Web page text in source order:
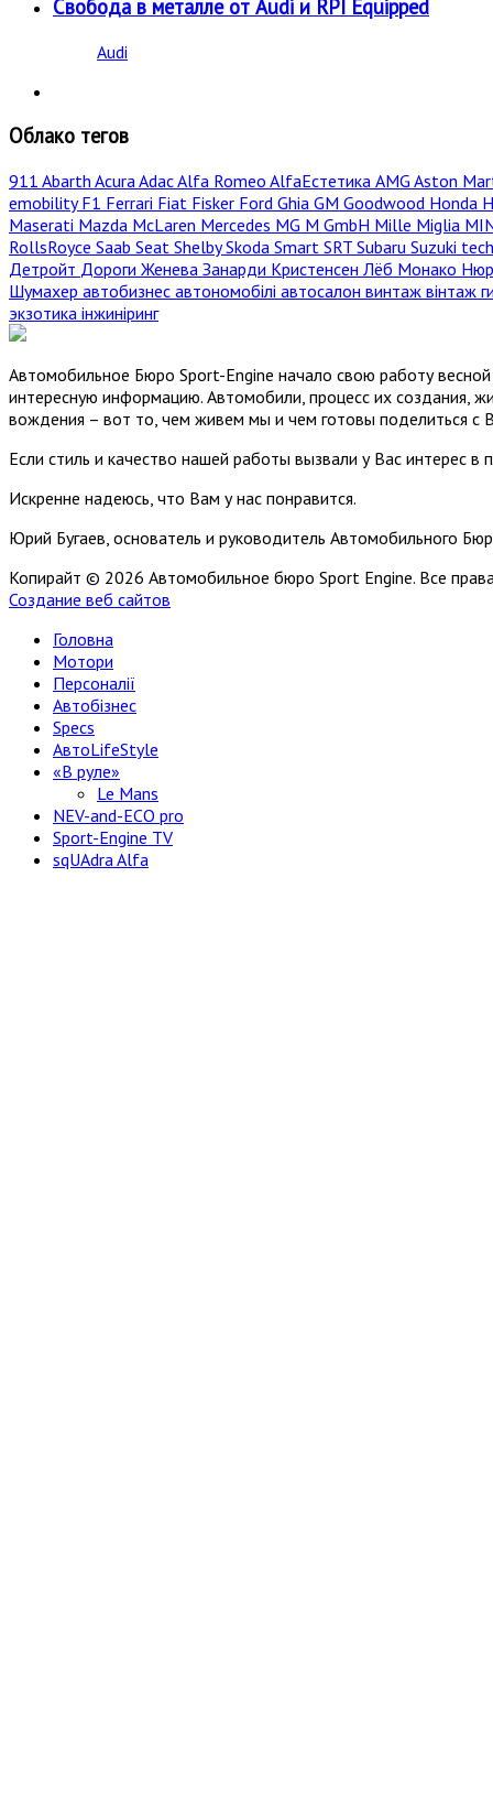
Свобода в металле от Audi и RPI Equipped
Audi
Облако тегов
911 Abarth AcuraAdacAlfa Romeo AlfaЕстетика AMG Aston
emobilityF1 Ferrari Fiat Fisker Ford Ghia GM Goodwood Honda
Maserati Mazda McLaren Mercedes MG M GmbH Mille Miglia
RollsRoyce Saab Seat ShelbySkoda Smart SRT Subaru Suzuki
Детройт Дороги Женева Занарди Кристенсен Лёб Монако
Шумахер автобизнес автономобілі автосалон винтаж вінтаж
экзотика інжиніринг
Автомобильное Бюро Sport-Engine начало свою работу
интересную информацию. Автомобили, процесс их создания,
вождения – вот то, чем живем мы и чем готовы поделиться с
Если стиль и качество нашей работы вызвали у Вас интерес в
Искренне надеюсь, что Вам у нас понравится.
Юрий Бугаев, основатель и руководитель Автомобильного
Копирайт © 2026 Автомобильное бюро Sport Engine. Все
Создание веб сайтов
Головна
Мотори
Персоналії
Автобізнес
Specs
АвтоLifeStyle
«В руле»
Le Mans
NEV-and-ECO pro
Sport-Engine TV
sqUAdra Alfa